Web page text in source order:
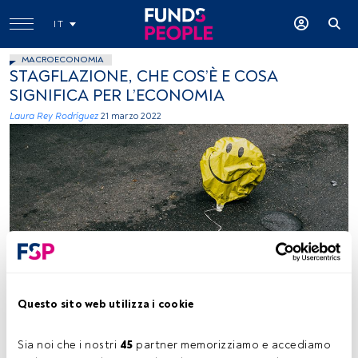
Questo sito web utilizza i cookie
Sia noi che i nostri 45 partner memorizziamo e accediamo
IT
MACROECONOMIA
STAGFLAZIONE, CHE COS’È E COSA
SIGNIFICA PER L’ECONOMIA
Laura Rey Rodríguez 21 marzo 2022
Nathan Dumlao (Unsplash)